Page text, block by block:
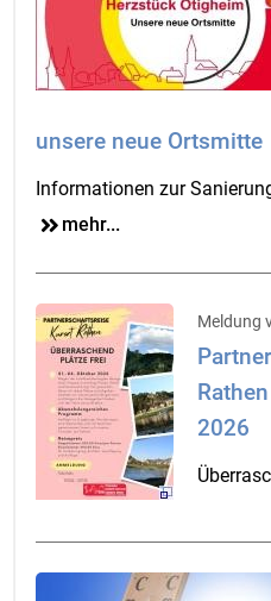
unsere neue Ortsmitte
Informationen zur
mehr...
Meldung
2026